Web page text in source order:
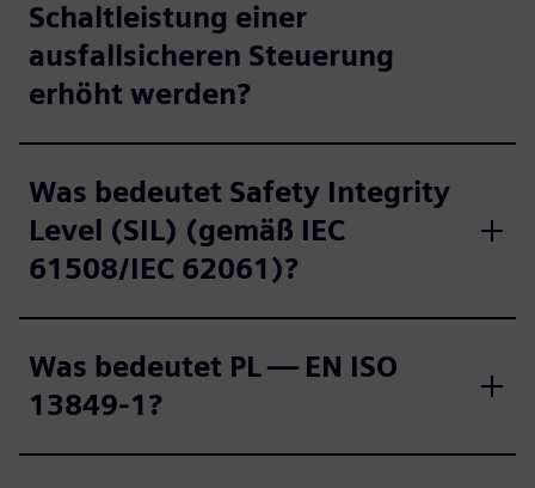
Schaltleistung einer
ausfallsicheren Steuerung
erhöht werden?
Was bedeutet Safety Integrity
Level (SIL) (gemäß IEC
61508/IEC 62061)?
Was bedeutet PL — EN ISO
13849-1?